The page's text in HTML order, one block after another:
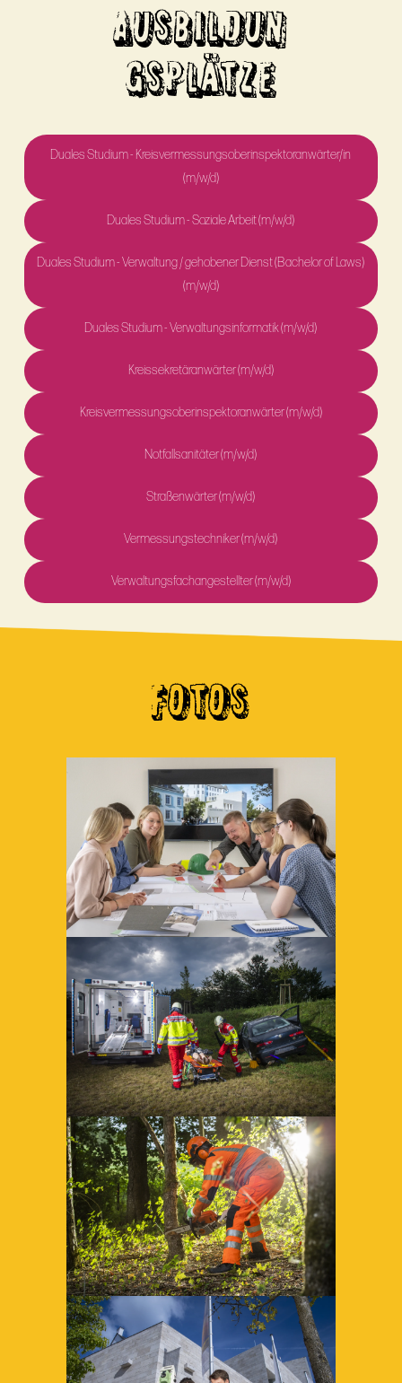
AUSBILDUN
GSPLÄTZE
Duales Studium - Kreisvermessungsoberinspektoranwärter/in
(m/w/d)
Duales Studium - Soziale Arbeit (m/w/d)
Duales Studium - Verwaltung / gehobener Dienst (Bachelor of Laws)
(m/w/d)
Duales Studium - Verwaltungsinformatik (m/w/d)
Kreissekretäranwärter (m/w/d)
Kreisvermessungsoberinspektoranwärter (m/w/d)
Notfallsanitäter (m/w/d)
Straßenwärter (m/w/d)
Vermessungstechniker (m/w/d)
Verwaltungsfachangestellter (m/w/d)
FOTOS